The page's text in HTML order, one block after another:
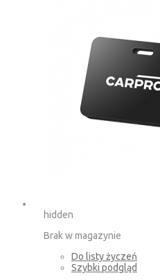
hidden
Brak w magazynie
Do listy życzeń
Szybki podgląd